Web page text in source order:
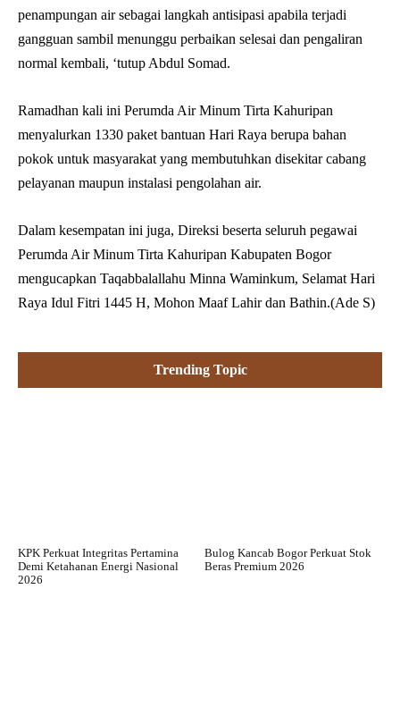
penampungan air sebagai langkah antisipasi apabila terjadi
gangguan sambil menunggu perbaikan selesai dan pengaliran
normal kembali, ‘tutup Abdul Somad.
Ramadhan kali ini Perumda Air Minum Tirta Kahuripan
menyalurkan 1330 paket bantuan Hari Raya berupa bahan
pokok untuk masyarakat yang membutuhkan disekitar cabang
pelayanan maupun instalasi pengolahan air.
Dalam kesempatan ini juga, Direksi beserta seluruh pegawai
Perumda Air Minum Tirta Kahuripan Kabupaten Bogor
mengucapkan Taqabbalallahu Minna Waminkum, Selamat Hari
Raya Idul Fitri 1445 H, Mohon Maaf Lahir dan Bathin.(Ade S)
Trending Topic
KPK Perkuat Integritas Pertamina
Demi Ketahanan Energi Nasional
2026
Bulog Kancab Bogor Perkuat Stok
Beras Premium 2026